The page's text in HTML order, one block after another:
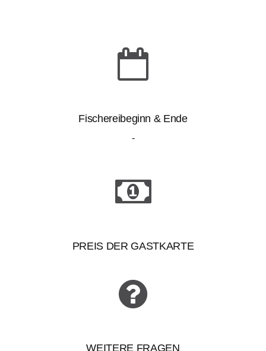
Fischereibeginn & Ende
-
PREIS DER GASTKARTE
WEITERE FRAGEN